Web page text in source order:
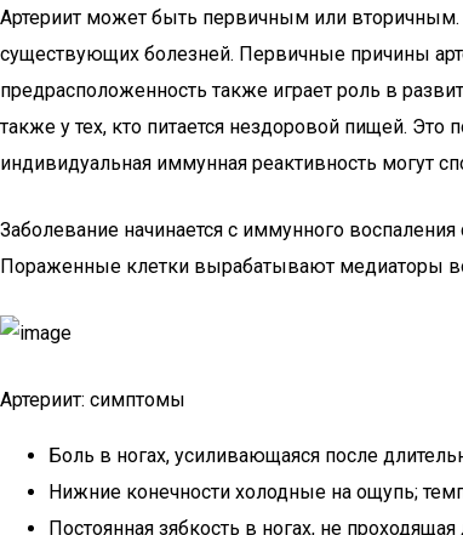
Артериит может быть первичным или вторичным.
существующих болезней. Первичные причины
предрасположенность также играет роль в
также у тех, кто питается нездоровой пищей.
индивидуальная иммунная реактивность могут
Заболевание начинается с иммунного
Пораженные клетки вырабатывают медиаторы
Артериит: симптомы
Боль в ногах, усиливающаяся после
Нижние конечности холодные на ощупь;
Постоянная зябкость в ногах, не